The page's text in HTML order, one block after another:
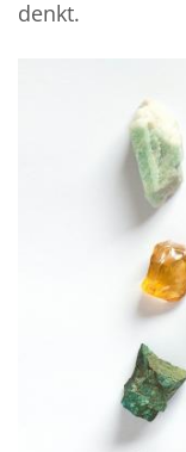
denkt.